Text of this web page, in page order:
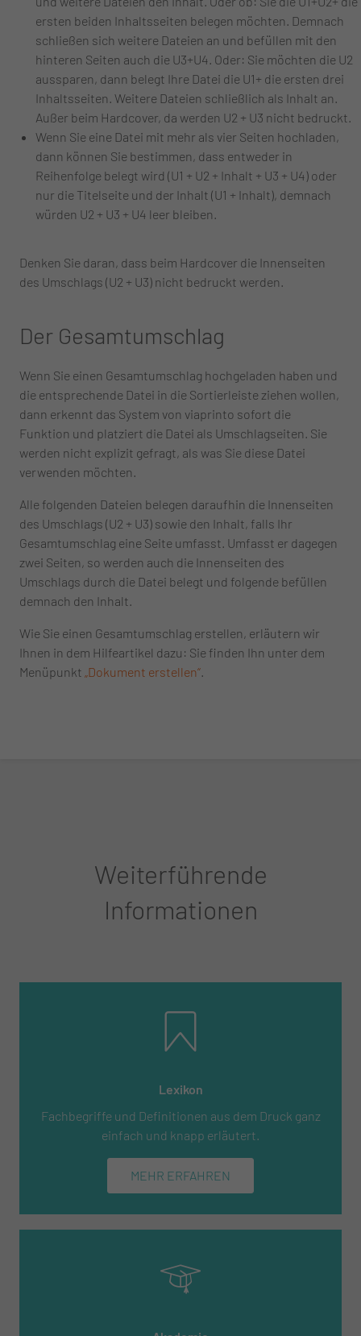
ersten beiden Inhaltsseiten belegen möchten. Demnach
schließen sich weitere Dateien an und befüllen mit den
hinteren Seiten auch die U3+U4. Oder: Sie möchten die U2
aussparen, dann belegt Ihre Datei die U1+ die ersten drei
Inhaltsseiten. Weitere Dateien schließlich als Inhalt an.
Außer beim Hardcover, da werden U2 + U3 nicht bedruckt.
Wenn Sie eine Datei mit mehr als vier Seiten hochladen,
dann können Sie bestimmen, dass entweder in
Reihenfolge belegt wird (U1 + U2 + Inhalt + U3 + U4) oder
nur die Titelseite und der Inhalt (U1 + Inhalt), demnach
würden U2 + U3 + U4 leer bleiben.
Denken Sie daran, dass beim Hardcover die Innenseiten
des Umschlags (U2 + U3) nicht bedruckt werden.
Der Gesamtumschlag
Wenn Sie einen Gesamtumschlag hochgeladen haben und
die entsprechende Datei in die Sortierleiste ziehen wollen,
dann erkennt das System von viaprinto sofort die
Funktion und platziert die Datei als Umschlagseiten. Sie
werden nicht explizit gefragt, als was Sie diese Datei
verwenden möchten.
Alle folgenden Dateien belegen daraufhin die Innenseiten
des Umschlags (U2 + U3) sowie den Inhalt, falls Ihr
Gesamtumschlag eine Seite umfasst. Umfasst er dagegen
zwei Seiten, so werden auch die Innenseiten des
Umschlags durch die Datei belegt und folgende befüllen
demnach den Inhalt.
Wie Sie einen Gesamtumschlag erstellen, erläutern wir
Ihnen in dem Hilfeartikel dazu: Sie finden Ihn unter dem
Menüpunkt „Dokument erstellen“.
Weiterführende
Informationen
Lexikon
Fachbegriffe und Definitionen aus dem Druck ganz
einfach und knapp erläutert.
MEHR ERFAHREN